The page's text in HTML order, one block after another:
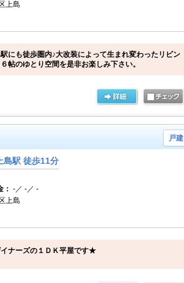
上島
にも徒歩圏内♪大改装によって生まれ変わったリビン
帖のゆとり空間を是非お楽しみ下さい。
戸建
島駅 徒歩11分
： -／ -／ -
上島
ナーズの１ＤＫ平屋です★